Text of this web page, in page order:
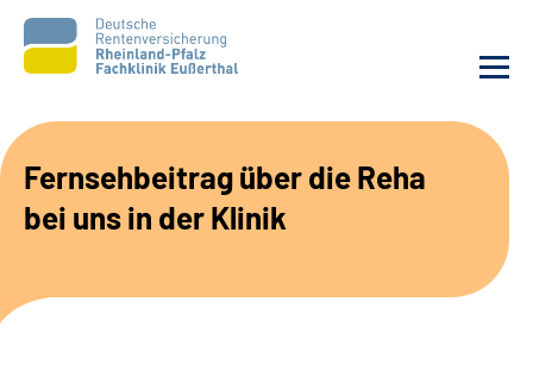
Unsere Angebote
Fernsehbeitrag über die Reha
bei uns in der Klinik